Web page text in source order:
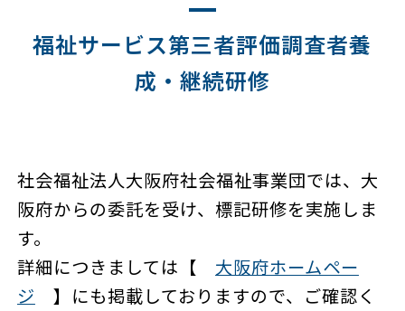
福祉サービス第三者評価調査者養
成・継続研修
社会福祉法人大阪府社会福祉事業団では、大
阪府からの委託を受け、標記研修を実施しま
す。
詳細につきましては【 大阪府ホームペー
ジ 】にも掲載しておりますので、ご確認く